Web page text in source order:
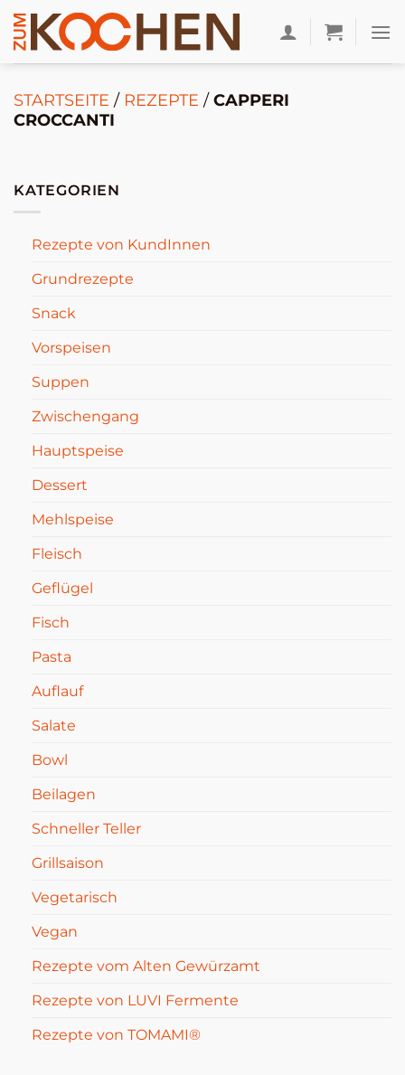
Zum
Inhalt
springen
STARTSEITE / REZEPTE /CAPPERI
CROCCANTI
KATEGORIEN
Rezepte von KundInnen
Grundrezepte
Snack
Vorspeisen
Suppen
Zwischengang
Hauptspeise
Dessert
Mehlspeise
Fleisch
Geflügel
Fisch
Pasta
Auflauf
Salate
Bowl
Beilagen
Schneller Teller
Grillsaison
Vegetarisch
Vegan
Rezepte vom Alten Gewürzamt
Rezepte von LUVI Fermente
Rezepte von TOMAMI®